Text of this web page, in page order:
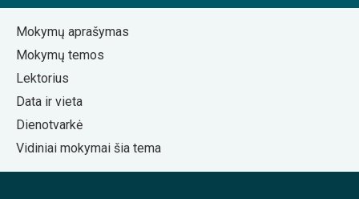
Mokymų aprašymas
Mokymų temos
Lektorius
Data ir vieta
Dienotvarkė
Vidiniai mokymai šia tema